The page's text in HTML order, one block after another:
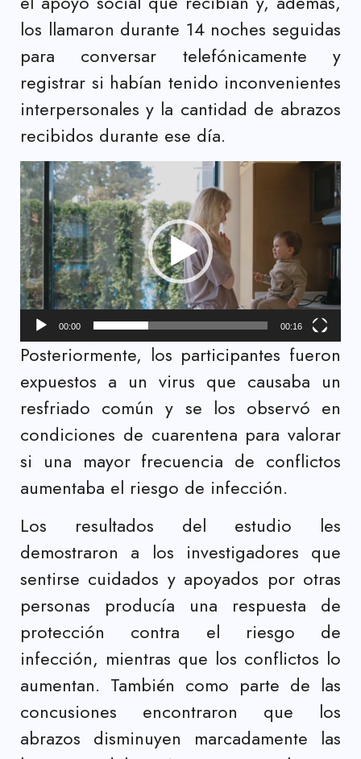
los llamaron durante 14 noches seguidas
para conversar telefónicamente y
registrar si habían tenido inconvenientes
interpersonales y la cantidad de abrazos
recibidos durante ese día.
Reproductor
de
vídeo
00:00 00:16
Posteriormente, los participantes fueron
expuestos a un virus que causaba un
resfriado común y se los observó en
condiciones de cuarentena para valorar
si una mayor frecuencia de conflictos
aumentaba el riesgo de infección.
Los resultados del estudio les
demostraron a los investigadores que
sentirse cuidados y apoyados por otras
personas producía una respuesta de
protección contra el riesgo de
infección, mientras que los conflictos lo
aumentan. También como parte de las
concusiones encontraron que los
abrazos disminuyen marcadamente las